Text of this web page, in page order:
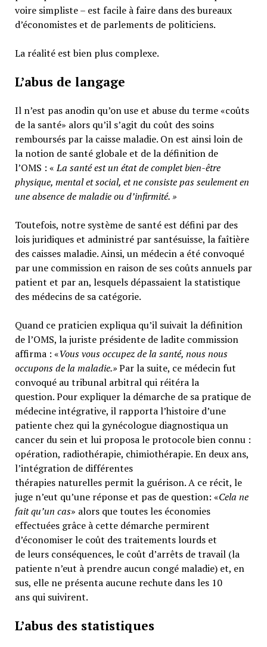
voire simpliste – est facile à faire dans des bureaux
d’économistes et de parlements de politiciens.
La réalité est bien plus complexe.
L’abus de langage
Il n’est pas anodin qu’on use et abuse du terme «coûts
de la santé» alors qu’il s’agit du coût des soins
remboursés par la caisse maladie. On est ainsi loin de
la notion de santé globale et de la définition de
l’OMS : «La santé est un état de complet bien-être
physique, mental et social, et ne consiste pas seulement en
une absence de maladie ou d’infirmité.»
Toutefois, notre système de santé est défini par des
lois juridiques et administré par santésuisse, la faîtière
des caisses maladie. Ainsi, un médecin a été convoqué
par une commission en raison de ses coûts annuels par
patient et par an, lesquels dépassaient la statistique
des médecins de sa catégorie.
Quand ce praticien expliqua qu’il suivait la définition
de l’OMS, la juriste présidente de ladite commission
affirma : «Vous vous occupez de la santé, nous nous
occupons de la maladie.»Par la suite, ce médecin fut
convoqué au tribunal arbitral qui réitéra la
question. Pour expliquer la démarche de sa pratique de
médecine intégrative, il rapporta l’histoire d’une
patiente chez qui la gynécologue diagnostiqua un
cancer du sein et lui proposa le protocole bien connu :
opération, radiothérapie, chimiothérapie. En deux ans,
l’intégration de différentes
thérapies naturelles permit la guérison. A ce récit, le
juge n’eut qu’une réponse et pas de question: «Cela ne
fait qu’un cas» alors que toutes les économies
effectuées grâce à cette démarche permirent
d’économiser le coût des traitements lourds et
de leurs conséquences, le coût d’arrêts de travail (la
patiente n’eut à prendre aucun congé maladie) et, en
sus, elle ne présenta aucune rechute dans les 10
ans qui suivirent.
L’abus des statistiques